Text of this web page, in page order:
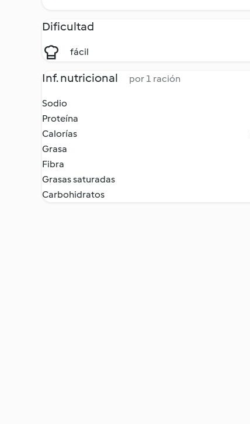
Dificultad
fácil
Inf. nutricional por 1 ración
Sodio
Proteína
Calorías
Grasa
Fibra
Grasas saturadas
Carbohidratos